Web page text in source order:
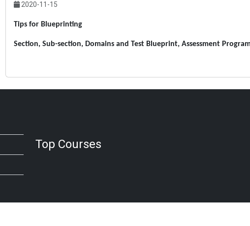
2020-11-15
Tips for Blueprinting
Section, Sub-section, Domains and Test Blueprint, Assessment
Top Courses